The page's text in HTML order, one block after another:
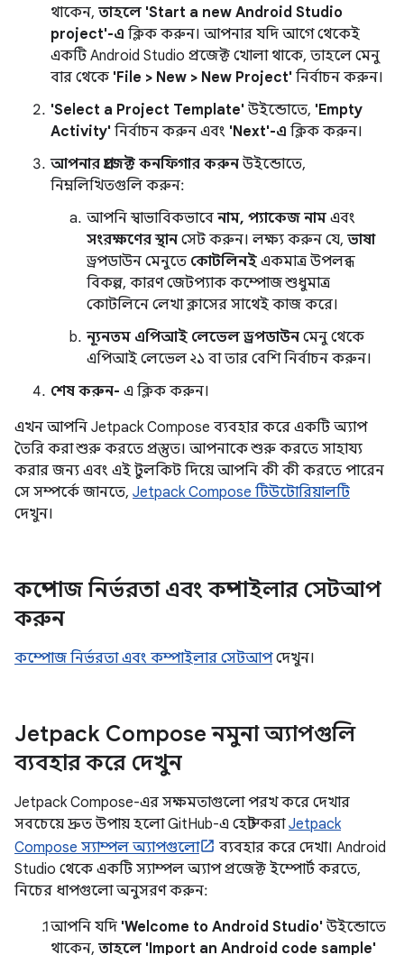
থাকেন, তাহলে 'Start a new Android Studio
project'-এ ক্লিক করুন। আপনার যদি আগে থেকেই
একটি Android Studio প্রজেক্ট খোলা থাকে, তাহলে মেনু
বার থেকে 'File > New > New Project' নির্বাচন করুন।
'Select a Project Template' উইন্ডোতে, 'Empty
Activity' নির্বাচন করুন এবং 'Next'-এ ক্লিক করুন।
আপনার প্রজেক্ট কনফিগার করুন উইন্ডোতে,
নিম্নলিখিতগুলি করুন:
আপনি স্বাভাবিকভাবে নাম, প্যাকেজ নাম এবং
সংরক্ষণের স্থান সেট করুন। লক্ষ্য করুন যে, ভাষা
ড্রপডাউন মেনুতে কোটলিনই একমাত্র উপলব্ধ
বিকল্প, কারণ জেটপ্যাক কম্পোজ শুধুমাত্র
কোটলিনে লেখা ক্লাসের সাথেই কাজ করে।
ন্যূনতম এপিআই লেভেল ড্রপডাউন মেনু থেকে
এপিআই লেভেল ২১ বা তার বেশি নির্বাচন করুন।
শেষ করুন- এ ক্লিক করুন।
এখন আপনি Jetpack Compose ব্যবহার করে একটি অ্যাপ
তৈরি করা শুরু করতে প্রস্তুত। আপনাকে শুরু করতে সাহায্য
করার জন্য এবং এই টুলকিট দিয়ে আপনি কী কী করতে পারেন
সে সম্পর্কে জানতে, Jetpack Compose টিউটোরিয়ালটি
দেখুন।
কম্পোজ নির্ভরতা এবং কম্পাইলার সেটআপ
করুন
কম্পোজ নির্ভরতা এবং কম্পাইলার সেটআপদেখুন।
Jetpack Compose নমুনা অ্যাপগুলি
ব্যবহার করে দেখুন
Jetpack Compose-এর সক্ষমতাগুলো পরখ করে দেখার
সবচেয়ে দ্রুত উপায় হলো GitHub-এ হোস্ট করাJetpack
Compose স্যাম্পল অ্যাপগুলো
ব্যবহার করে দেখা। Android
Studio থেকে একটি স্যাম্পল অ্যাপ প্রজেক্ট ইম্পোর্ট করতে,
নিচের ধাপগুলো অনুসরণ করুন:
আপনি যদি 'Welcome to Android Studio' উইন্ডোতে
থাকেন, তাহলে 'Import an Android code sample'